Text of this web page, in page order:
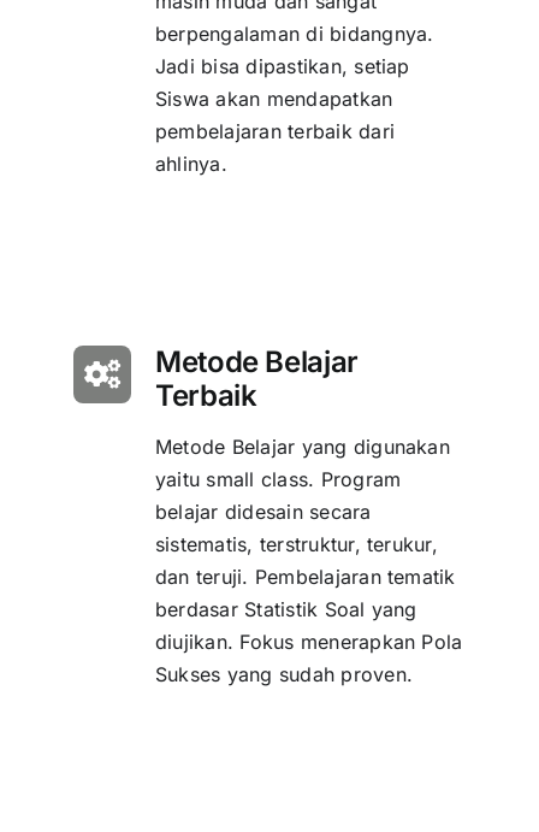
berpengalaman di bidangnya.
Jadi bisa dipastikan, setiap
Siswa akan mendapatkan
pembelajaran terbaik dari
ahlinya.
Metode Belajar
Terbaik
Metode Belajar yang digunakan
yaitu small class. Program
belajar didesain secara
sistematis, terstruktur, terukur,
dan teruji. Pembelajaran tematik
berdasar Statistik Soal yang
diujikan. Fokus menerapkan Pola
Sukses yang sudah proven.